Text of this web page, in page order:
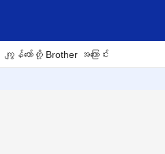
ကျွန်တော်တို့ Brother အကြောင်း